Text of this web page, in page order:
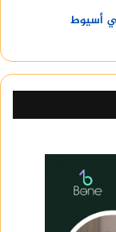
في أسيوط